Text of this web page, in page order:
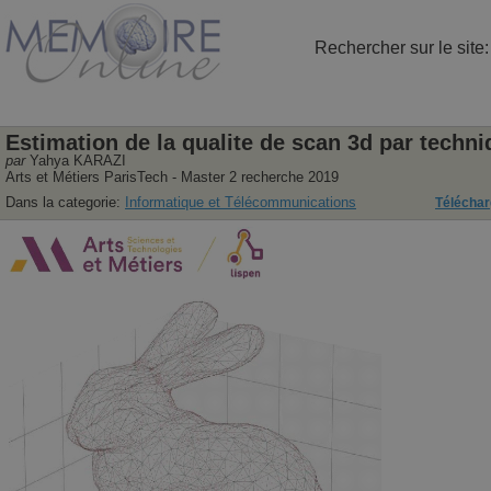
Rechercher sur le site:
Estimation de la qualite de scan 3d par
parYahya KARAZI
Arts et Métiers ParisTech - Master 2 recherche 2019
Dans la categorie:
Informatique et Télécommunications